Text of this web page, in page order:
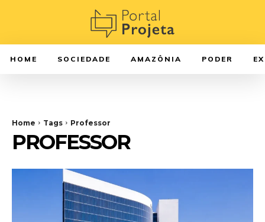
HOME SOCIEDADE AMAZÔNIA PODER
Home Tags Professor
PROFESSOR